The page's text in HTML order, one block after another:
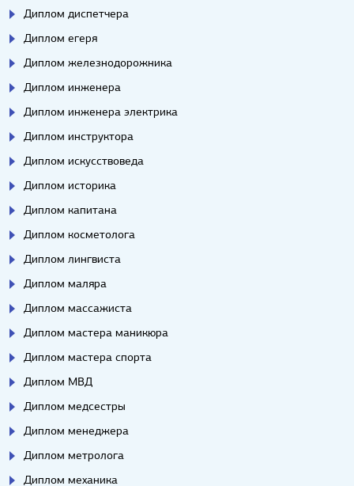
Диплом диспетчера
Диплом егеря
Диплом железнодорожника
Диплом инженера
Диплом инженера электрика
Диплом инструктора
Диплом искусствоведа
Диплом историка
Диплом капитана
Диплом косметолога
Диплом лингвиста
Диплом маляра
Диплом массажиста
Диплом мастера маникюра
Диплом мастера спорта
Диплом МВД
Диплом медсестры
Диплом менеджера
Диплом метролога
Диплом механика